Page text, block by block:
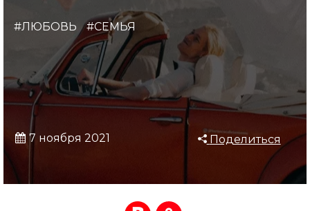
#ЛЮБОВЬ #СЕМЬЯ
7 ноября 2021 Поделиться